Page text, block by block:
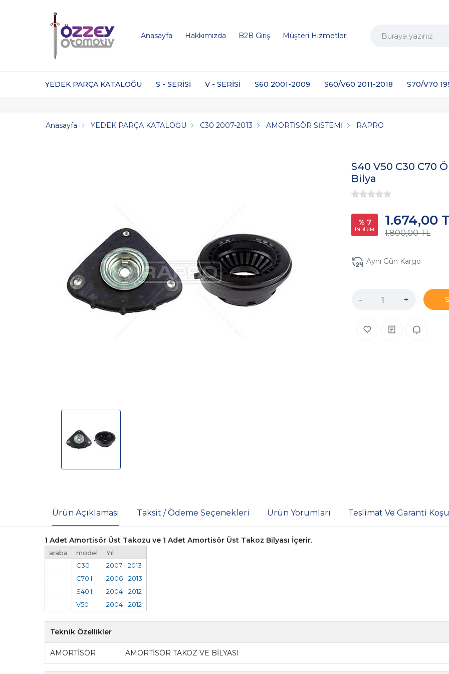
Anasayfa Hakkımızda B2B Giriş Müşteri Hizmetleri
YEDEK PARÇA KATALOĞU S - SERİSİ V - SERİSİ S60 2001-2009 S60/V60 2011-2018 S70/V70
Anasayfa YEDEK PARÇA KATALOĞU C30 2007-2013 AMORTİSÖR SİSTEMİ RAPRO
S40 V50 C30 C70
Bilya
% 7
İNDİRİM 1.800,00 TL
1.674,00
Aynı Gün Kargo
- +
Ürün Açıklaması Taksit / Ödeme Seçenekleri Ürün Yorumları Teslimat Ve Garanti
1 Adet Amortisör Üst Takozu ve 1 Adet Amortisör Üst Takoz Bilyası İçerir.
araba model
Yıl
C30
2007 - 2013
C70 II
2006 - 2013
S40 II
2004 - 2012
V50
2004 - 2012
Teknik Özellikler
AMORTİSÖR AMORTİSÖR TAKOZ VE BİLYASI